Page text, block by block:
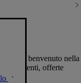
darti il benvenuto nella
eventi, offerte